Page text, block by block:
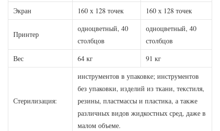
Экран 160 х 128 точек 160 х 128 точек
Принтер
одноцветный, 40
столбцов
одноцветный, 40
столбцов
Вес
64 кг 91 кг
Стерилизация:
инструментов в упаковке; инструментов
без упаковки, изделий из ткани, текстиля,
резины, пластмассы и пластика, а также
различных видов жидкостных сред, даже в
малом объеме.